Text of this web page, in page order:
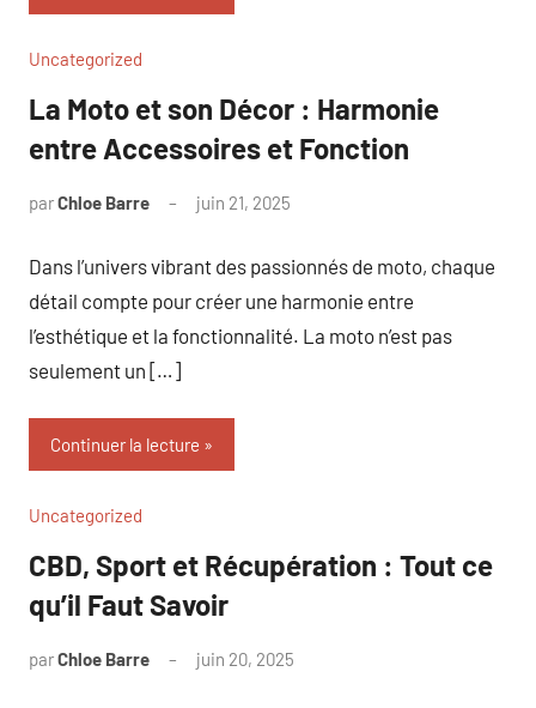
Uncategorized
La Moto et son Décor : Harmonie
entre Accessoires et Fonction
parChloe Barre juin 21, 2025
Dans l’univers vibrant des passionnés de moto, chaque
détail compte pour créer une harmonie entre
l’esthétique et la fonctionnalité. La moto n’est pas
seulement un […]
Continuer la lecture
Uncategorized
CBD, Sport et Récupération : Tout ce
qu’il Faut Savoir
parChloe Barre juin 20, 2025